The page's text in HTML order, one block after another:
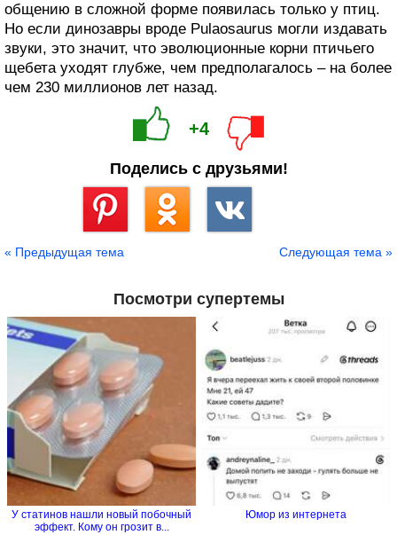
общению в сложной форме появилась только у птиц.
Но если динозавры вроде Pulaosaurus могли издавать
звуки, это значит, что эволюционные корни птичьего
щебета уходят глубже, чем предполагалось – на более
чем 230 миллионов лет назад.
+4
Поделись с друзьями!
« Предыдущая тема Следующая тема »
Посмотри супертемы
У статинов нашли новый побочный
эффект. Кому он грозит в...
Юмор из интернета